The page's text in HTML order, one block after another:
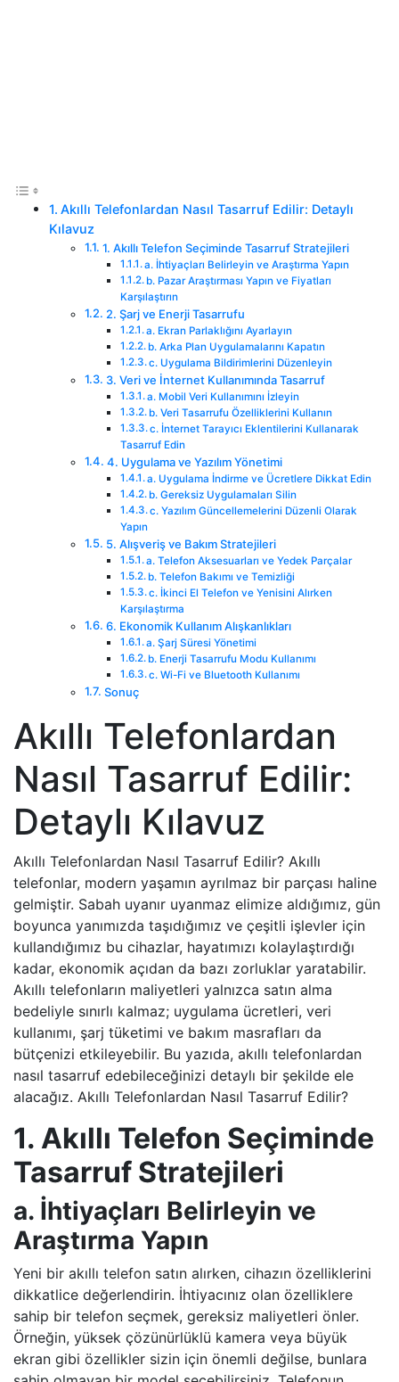
Akıllı Telefonlardan Nasıl Tasarruf Edilir: Detaylı
Kılavuz
1. Akıllı Telefon Seçiminde Tasarruf Stratejileri
a. İhtiyaçları Belirleyin ve Araştırma Yapın
b. Pazar Araştırması Yapın ve Fiyatları
Karşılaştırın
2. Şarj ve Enerji Tasarrufu
a. Ekran Parlaklığını Ayarlayın
b. Arka Plan Uygulamalarını Kapatın
c. Uygulama Bildirimlerini Düzenleyin
3. Veri ve İnternet Kullanımında Tasarruf
a. Mobil Veri Kullanımını İzleyin
b. Veri Tasarrufu Özelliklerini Kullanın
c. İnternet Tarayıcı Eklentilerini Kullanarak
Tasarruf Edin
4. Uygulama ve Yazılım Yönetimi
a. Uygulama İndirme ve Ücretlere Dikkat Edin
b. Gereksiz Uygulamaları Silin
c. Yazılım Güncellemelerini Düzenli Olarak
Yapın
5. Alışveriş ve Bakım Stratejileri
a. Telefon Aksesuarları ve Yedek Parçalar
b. Telefon Bakımı ve Temizliği
c. İkinci El Telefon ve Yenisini Alırken
Karşılaştırma
6. Ekonomik Kullanım Alışkanlıkları
a. Şarj Süresi Yönetimi
b. Enerji Tasarrufu Modu Kullanımı
c. Wi-Fi ve Bluetooth Kullanımı
Sonuç
Akıllı Telefonlardan
Nasıl Tasarruf Edilir:
Detaylı Kılavuz
Akıllı Telefonlardan Nasıl Tasarruf Edilir? Akıllı
telefonlar, modern yaşamın ayrılmaz bir parçası haline
gelmiştir. Sabah uyanır uyanmaz elimize aldığımız, gün
boyunca yanımızda taşıdığımız ve çeşitli işlevler için
kullandığımız bu cihazlar, hayatımızı kolaylaştırdığı
kadar, ekonomik açıdan da bazı zorluklar yaratabilir.
Akıllı telefonların maliyetleri yalnızca satın alma
bedeliyle sınırlı kalmaz; uygulama ücretleri, veri
kullanımı, şarj tüketimi ve bakım masrafları da
bütçenizi etkileyebilir. Bu yazıda, akıllı telefonlardan
nasıl tasarruf edebileceğinizi detaylı bir şekilde ele
alacağız. Akıllı Telefonlardan Nasıl Tasarruf Edilir?
1. Akıllı Telefon Seçiminde
Tasarruf Stratejileri
a. İhtiyaçları Belirleyin ve
Araştırma Yapın
Yeni bir akıllı telefon satın alırken, cihazın özelliklerini
dikkatlice değerlendirin. İhtiyacınız olan özelliklere
sahip bir telefon seçmek, gereksiz maliyetleri önler.
Örneğin, yüksek çözünürlüklü kamera veya büyük
ekran gibi özellikler sizin için önemli değilse, bunlara